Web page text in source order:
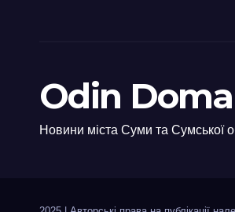
Odin
Новини міста Суми та Сумської